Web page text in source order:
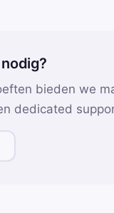
bieden we
dedicated